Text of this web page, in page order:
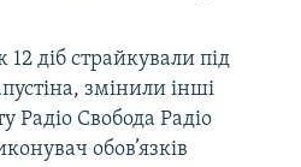
діб страйкували під
змінили інші
Радіо Свобода Радіо
обов’язків